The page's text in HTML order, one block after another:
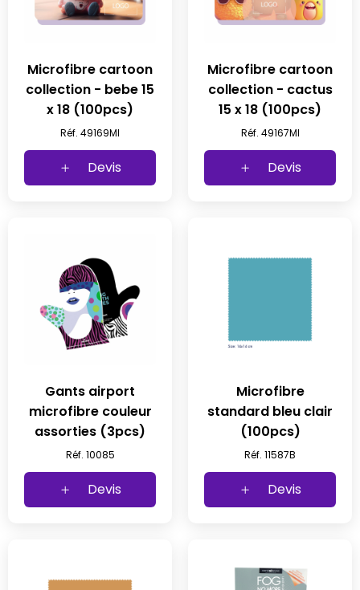
Microfibre cartoon
collection - bebe 15
x 18 (100pcs)
Réf. 49169MI
Devis
Microfibre cartoon
collection - cactus
15 x 18 (100pcs)
Réf. 49167MI
Devis
Gants airport
microfibre couleur
assorties (3pcs)
Réf. 10085
Devis
Microfibre
standard bleu clair
(100pcs)
Réf. 11587B
Devis